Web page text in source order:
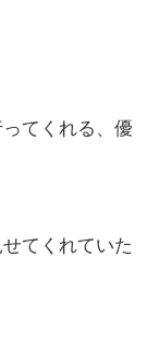
てくれる、優
てくれていた